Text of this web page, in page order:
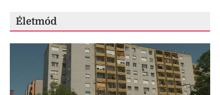
Életmód